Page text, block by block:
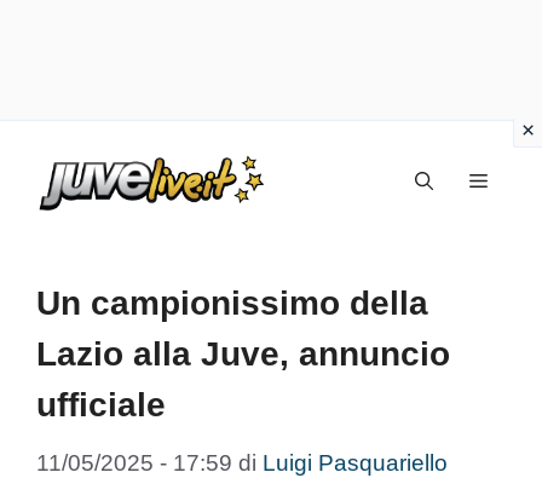
Menu
Un campionissimo della
Lazio alla Juve, annuncio
ufficiale
11/05/2025 - 17:59 di Luigi Pasquariello